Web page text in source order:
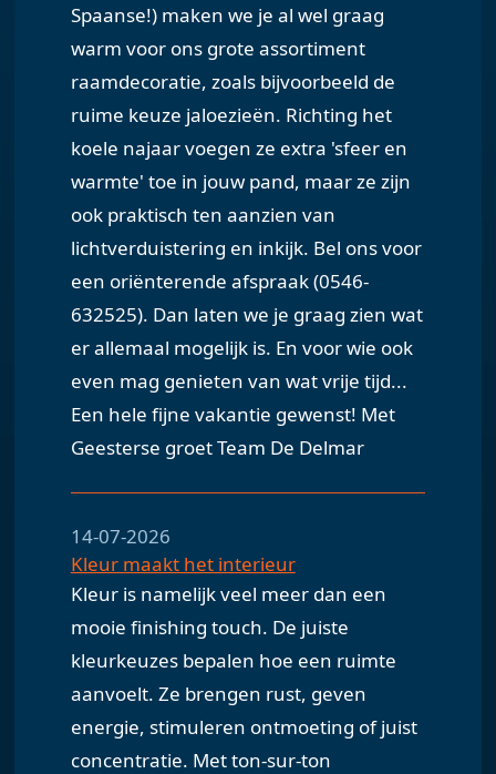
Spaanse!) maken we je al wel graag
warm voor ons grote assortiment
raamdecoratie, zoals bijvoorbeeld de
ruime keuze jaloezieën. Richting het
koele najaar voegen ze extra 'sfeer en
warmte' toe in jouw pand, maar ze zijn
ook praktisch ten aanzien van
lichtverduistering en inkijk. Bel ons voor
een oriënterende afspraak (0546-
632525). Dan laten we je graag zien wat
er allemaal mogelijk is. En voor wie ook
even mag genieten van wat vrije tijd...
Een hele fijne vakantie gewenst! Met
Geesterse groet Team De Delmar
14-07-2026
Kleur maakt het interieur
Kleur is namelijk veel meer dan een
mooie finishing touch. De juiste
kleurkeuzes bepalen hoe een ruimte
aanvoelt. Ze brengen rust, geven
energie, stimuleren ontmoeting of juist
concentratie. Met ton-sur-ton